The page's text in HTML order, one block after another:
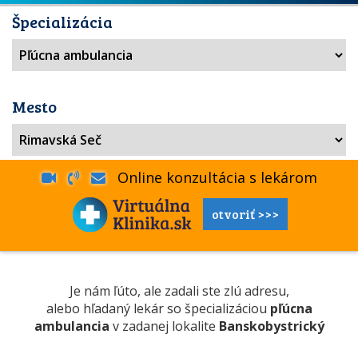
Špecializácia
Mesto
Online konzultácia s lekárom
otvoriť >>>
Je nám ľúto, ale zadali ste zlú adresu,
alebo hľadaný lekár so špecializáciou pľúcna
ambulancia v zadanej lokalite Banskobystrický